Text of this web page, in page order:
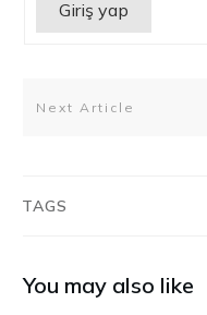
Giriş yap
Next Article
TAGS
You may also like